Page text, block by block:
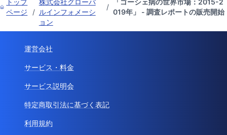
トップ
ページ
/
株式会社グローバ
ルインフォメーシ
ョン
/
「ゴーシェ病の世界市場：2015-2
019年」 - 調査レポートの販売開始
運営会社
サービス・料金
サービス説明会
特定商取引法に基づく表記
利用規約